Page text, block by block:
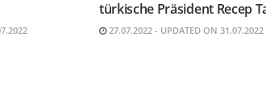
türkische Präsident Recep
27.07.2022 - UPDATED ON 31.07.2022